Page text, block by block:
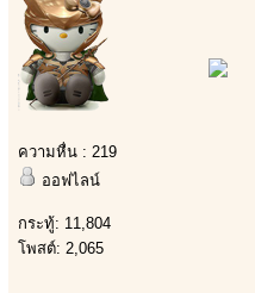
ความหื่น : 219
ออฟไลน์
กระทู้: 11,804
โพสต์: 2,065